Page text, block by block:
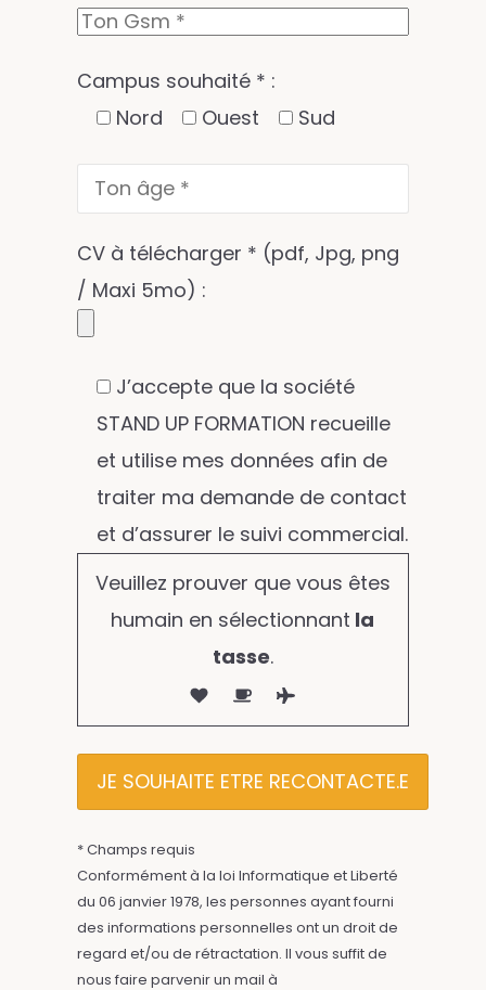
Campus souhaité * :
Nord
Ouest Sud
CV à télécharger * (pdf, Jpg, png
/ Maxi 5mo) :
J’accepte que la société
STAND UP FORMATION recueille
et utilise mes données afin de
traiter ma demande de contact
et d’assurer le suivi commercial.
Veuillez prouver que vous êtes
humain en sélectionnant la
tasse.
* Champs requis
Conformément à la loi Informatique et Liberté
du 06 janvier 1978, les personnes ayant fourni
des informations personnelles ont un droit de
regard et/ou de rétractation. Il vous suffit de
nous faire parvenir un mail à